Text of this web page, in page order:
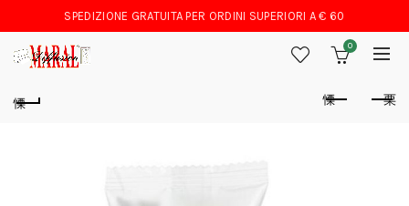
SPEDIZIONE GRATUITA PER ORDINI SUPERIORI A € 60
0